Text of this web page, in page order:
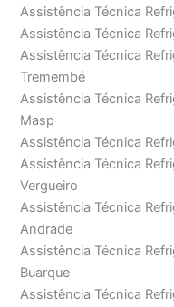
Assistência Técnica
Assistência Técnica
Assistência Técnica
Tremembé
Assistência Técnica
Masp
Assistência Técnica
Assistência Técnica
Vergueiro
Assistência Técnica
Andrade
Assistência Técnica
Buarque
Assistência Técnica